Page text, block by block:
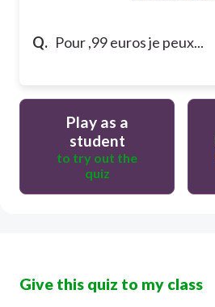
Q. Pour ,99 euros je peux...
Play as a
student
to try out the
quiz
Give this quiz to my class